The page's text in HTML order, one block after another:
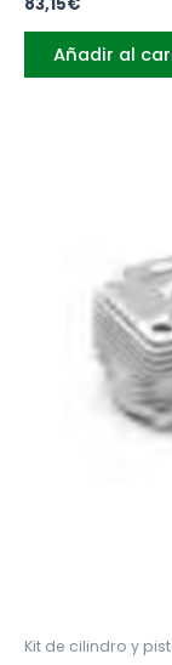
Añadir al
Kit de cilindro y